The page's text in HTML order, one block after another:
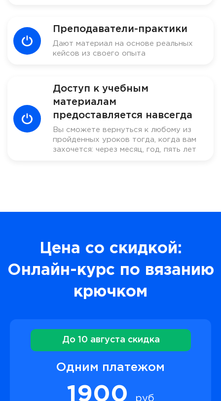
Преподаватели-практики
Дают материал на основе реальных
кейсов из своего опыта
Доступ к учебным
материалам
предоставляется навсегда
Вы сможете вернуться к любому из
пройденных уроков тогда, когда вам
захочется: через месяц, год, пять лет
Цена со скидкой:
Онлайн-курс по вязанию
крючком
До 10 августа скидка
Одним платежом
1900 руб